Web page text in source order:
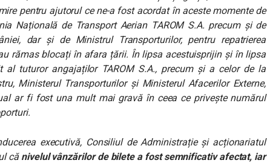
pentru ajutorul ce ne-a fost acordat în aceste momente de
Națională de Transport Aerian TAROM S.A. precum și de
dar și de Ministrul Transporturilor, pentru repatrierea
rămas blocați în afara țării. În lipsa acestuisprijin și în lipsa
al tuturor angajaților TAROM S.A., precum și a celor de la
Ministerul Transporturilor și Ministerul Afacerilor Externe,
ar fi fost una mult mai gravă în ceea ce privește numărul
executivă, Consiliul de Administrație și acționariatul
că nivelul vânzărilor de bilete a fost semnificativ afectat, iar